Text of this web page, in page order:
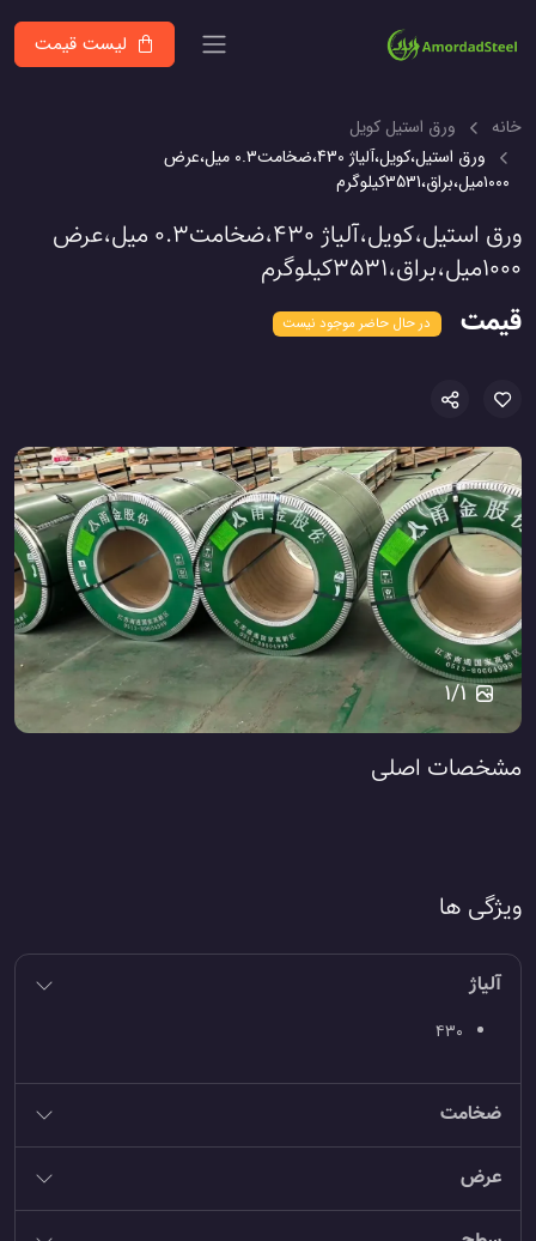
لیست قیمت
خانه
ورق استیل کویل
ورق استیل،کویل،آلیاژ 430،ضخامت۰.۳ میل،عرض
۱۰۰۰میل،براق،3531کیلوگرم
ورق استیل،کویل،آلیاژ 430،ضخامت۰.۳ میل،عرض
۱۰۰۰میل،براق،3531کیلوگرم
قیمت در حال حاضر موجود نیست
1/1
مشخصات اصلی
ویژگی ها
آلیاژ
۴۳۰
ضخامت
عرض